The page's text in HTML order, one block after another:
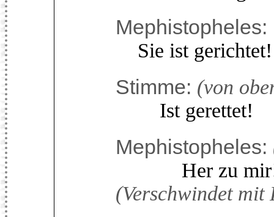
Mephistopheles:
Sie ist gerichtet!
Stimme: (von
Ist gerettet!
Mephistopheles:
Her zu
(Verschwindet mit